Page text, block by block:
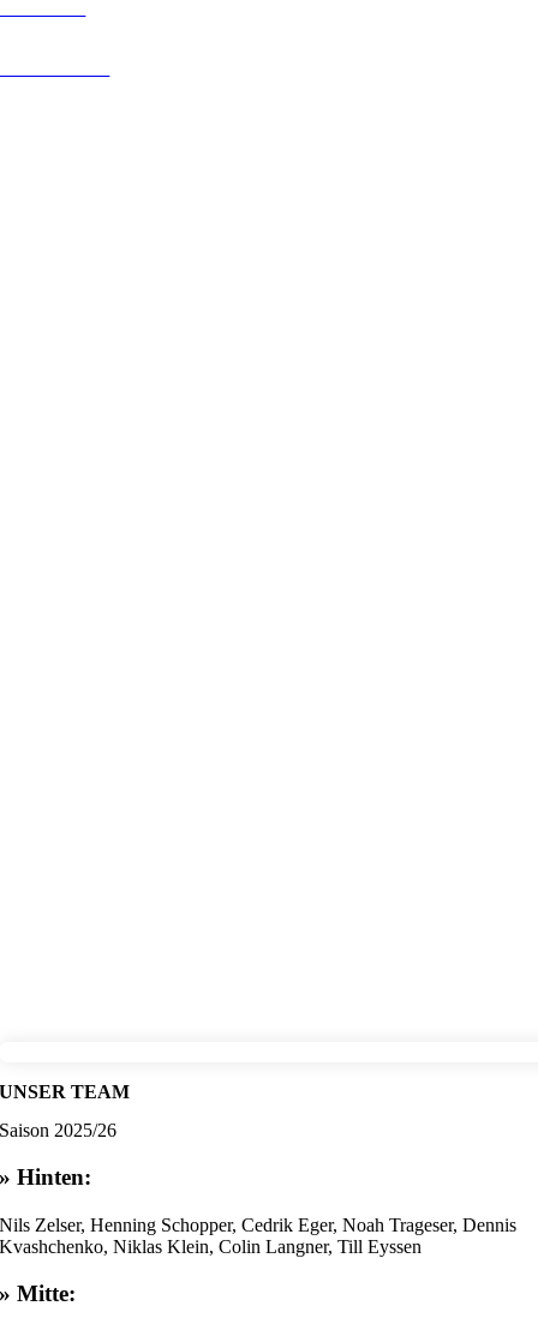
UNSER TEAM
Saison 2025/26
» Hinten:
Nils Zelser, Henning Schopper, Cedrik Eger, Noah Trageser, Dennis
Kvashchenko, Niklas Klein, Colin Langner, Till Eyssen
» Mitte: